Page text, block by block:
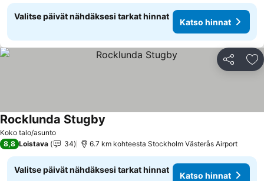
Valitse päivät nähdäksesi tarkat hinnat
Katso hinnat
Jaa
Koko talo/asunto
Rocklunda Stugby
8,8 Loistava 34 6.7 km kohteesta Stockholm Västerås Airport
Valitse päivät nähdäksesi tarkat hinnat
Katso hinnat